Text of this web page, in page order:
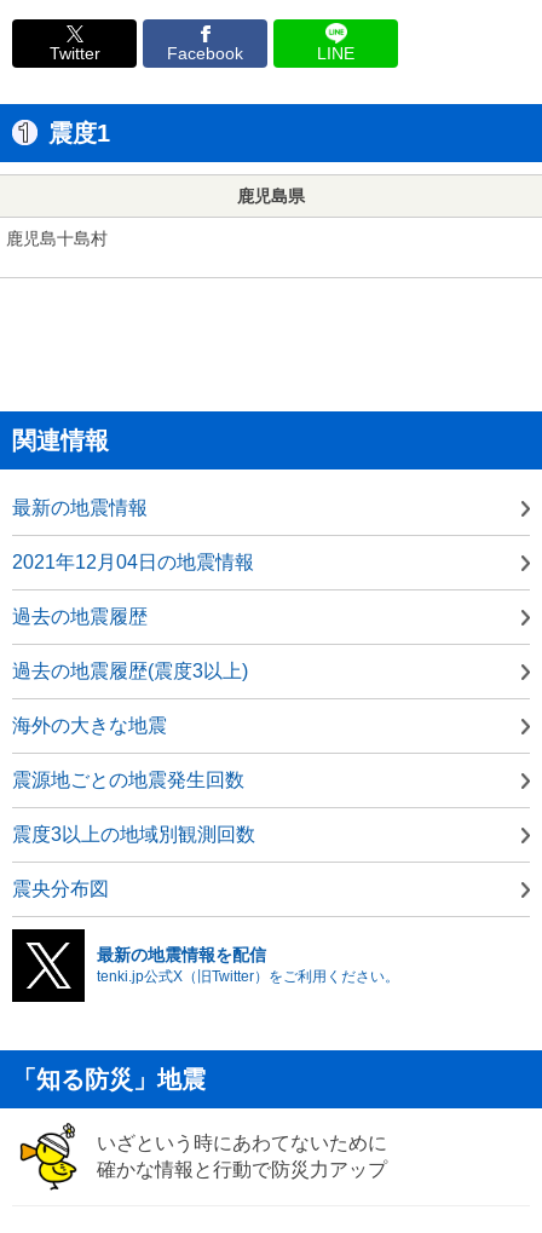
Twitter Facebook LINE
震度1
鹿児島県
鹿児島十島村
関連情報
最新の地震情報
2021年12月04日の地震情報
過去の地震履歴
過去の地震履歴(震度3以上)
海外の大きな地震
震源地ごとの地震発生回数
震度3以上の地域別観測回数
震央分布図
最新の地震情報を配信
tenki.jp公式X（旧Twitter）をご利用ください。
「知る防災」地震
いざという時にあわてないために
確かな情報と行動で防災力アップ